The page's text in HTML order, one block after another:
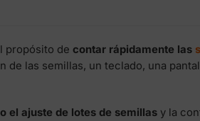
propósito de contar rápidamente las
las semillas, un teclado, una
el ajuste de lotes de semillas y la